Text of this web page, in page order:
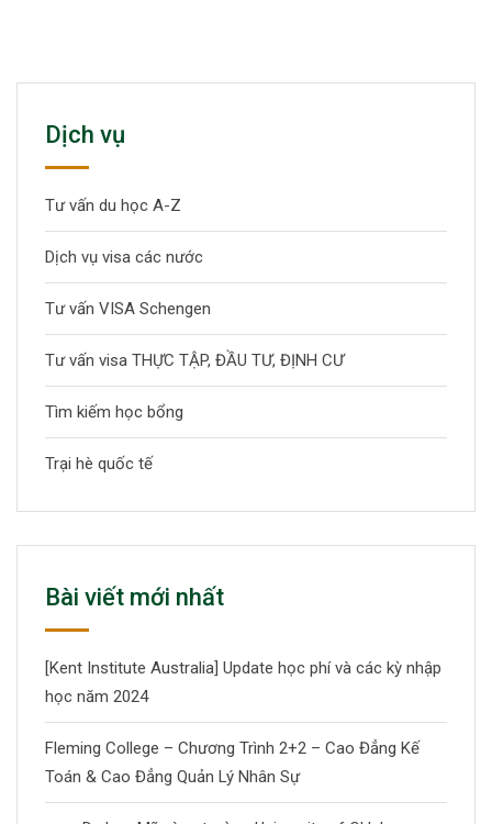
Dịch vụ
Tư vấn du học A-Z
Dịch vụ visa các nước
Tư vấn VISA Schengen
Tư vấn visa THỰC TẬP, ĐẦU TƯ, ĐỊNH CƯ
Tìm kiếm học bổng
Trại hè quốc tế
Bài viết mới nhất
[Kent Institute Australia] Update học phí và các kỳ nhập
học năm 2024
Fleming College – Chương Trình 2+2 – Cao Đẳng Kế
Toán & Cao Đẳng Quản Lý Nhân Sự